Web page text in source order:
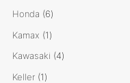
Honda 66
productos
Kamax 11
producto
Kawasaki 44
Keller 11